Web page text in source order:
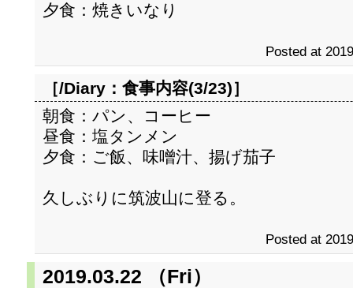
夕食：焼きいなり
Posted at
［/Diary： 食事内容(3/23)］
朝食：パン、コーヒー
昼食：塩タンメン
夕食：ご飯、味噌汁、揚げ茄子
久しぶりに筑波山に登る。
Posted at
2019.03.22 （Fri）